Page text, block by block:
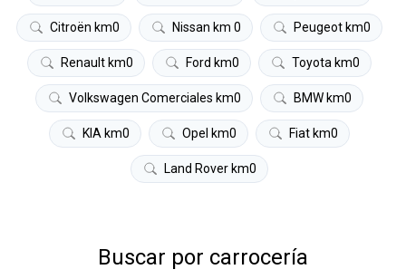
Citroën km0 Nissan km 0 Peugeot km0
Renault km0 Ford km0 Toyota km0
Volkswagen Comerciales km0 BMW km0
KIA km0 Opel km0 Fiat km0
Land Rover km0
Buscar por carrocería